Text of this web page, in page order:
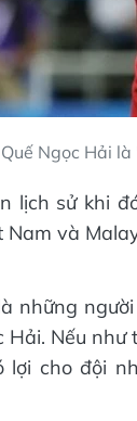
Quế Ngọc Hải
lịch sử khi
Nam và
những
Hải. Nếu
lợi cho đội